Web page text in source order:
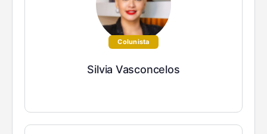
Colunista
Silvia Vasconcelos